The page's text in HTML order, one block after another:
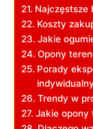
Najczęstsze
Koszty
Jakie
Opony
Porady
Trendy⁤ w
Jakie ‍opony